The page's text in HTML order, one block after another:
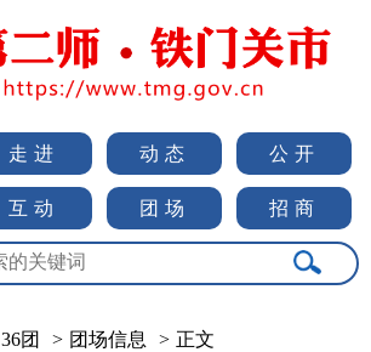
走进 动态 公开
互动 团场 招商
36团 > 团场信息 > 正文